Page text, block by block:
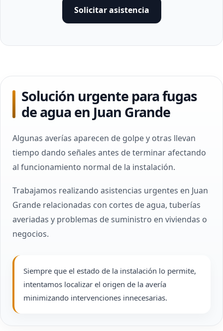
Solicitar asistencia
Solución urgente para fugas
de agua en Juan Grande
Algunas averías aparecen de golpe y otras llevan
tiempo dando señales antes de terminar afectando
al funcionamiento normal de la instalación.
Trabajamos realizando asistencias urgentes en Juan
Grande relacionadas con cortes de agua, tuberías
averiadas y problemas de suministro en viviendas o
negocios.
Siempre que el estado de la instalación lo permite,
intentamos localizar el origen de la avería
minimizando intervenciones innecesarias.